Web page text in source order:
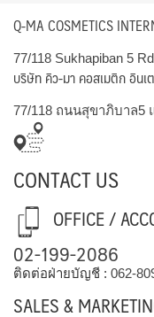
Q-MA COSMETICS
77/118 Sukhapiban 5
บริษัท คิว-มา คอสเมติก อินเ
77/118 ถนนสุขาภิบาล5
CONTACT US
OFFICE /
02-199-2086
ติดต่อฝ่ายบัญชี : 062-
SALES &